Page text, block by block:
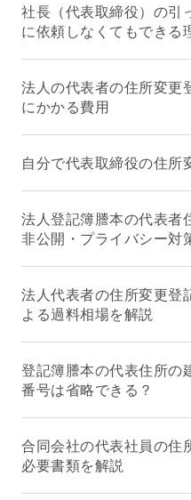
社長（代表取締役）の引
に依頼しなくてもできる
法人の代表者の住所変更
にかかる費用
自分で代表取締役の住所
法人登記簿謄本の代表者
非公開・プライバシー対
法人代表者の住所変更登
よる過料相場を解説
登記簿謄本の代表住所の
番号は省略できる？
合同会社の代表社員の住
必要書類を解説